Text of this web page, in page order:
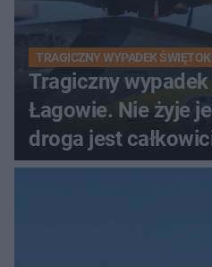
TRAGICZNY WYPADEK
Tragiczny
Łagowie. Nie żyje
droga jest